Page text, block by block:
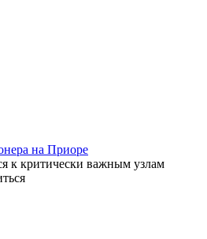
на Приоре
к критически важным узлам